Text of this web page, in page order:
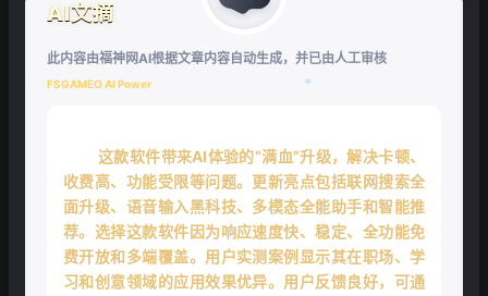
AI文摘
此内容由福神网AI根据文章内容自动生成，并已由人工审核
FSGAMEO AI Power
这款软件带来AI体验的“满血”升级，解决卡顿、
收费高、功能受限等问题。更新亮点包括联网搜索全
面升级、语音输入黑科技、多模态全能助手和智能推
荐。选择这款软件因为响应速度快、稳定、全功能免
费开放和多端覆盖。用户实测案例显示其在职场、学
习和创意领域的应用效果优异。用户反馈良好，可通
❄
❄